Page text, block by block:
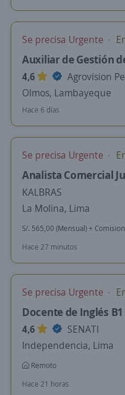
Se precisa Urgente
Auxiliar de Gestión
4,6
Agrovision
Olmos, Lambayeque
Hace 6 días
Se precisa Urgente
Analista Comercial
KALBRAS
La Molina, Lima
S/. 565,00 (Mensual) +
Hace 27 minutos
Se precisa Urgente
Docente de Inglés
4,6
SENATI
Independencia, Lima
Remoto
Hace 21 horas